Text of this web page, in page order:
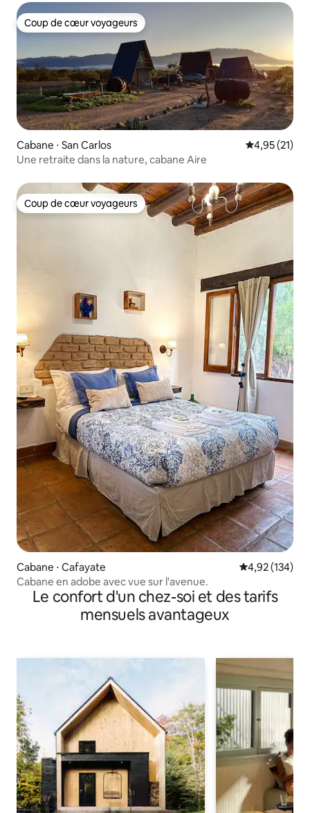
Coup de cœur voyageurs
Coup de cœur voyageurs
Cabane ⋅ San Carlos Évaluation
4,95 (21)
Une retraite dans la nature, cabane Aire
Coup de cœur voyageurs
Coup de cœur voyageurs
Cabane ⋅ Cafayate Évaluation
4,92 (134)
Cabane en adobe avec vue sur l'avenue.
Le confort d'un chez-soi et des tarifs
mensuels avantageux